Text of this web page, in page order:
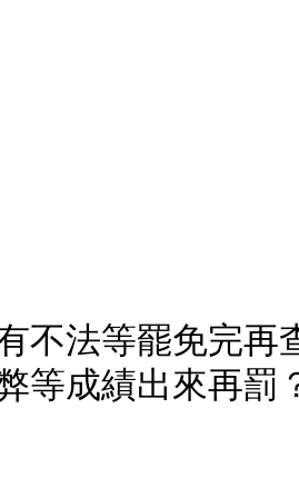
不法等罷免完
等成績出來再罰